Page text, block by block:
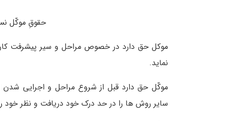
حقوقِ موکّل
موکل حق دارد در خصوص مراحل و سیر پیشرفت
نماید.
موکّل حق دارد قبل از شروع مراحل و اجرایی شدن
سایر روش ها را در حد درک خود دریافت و نظر خود را